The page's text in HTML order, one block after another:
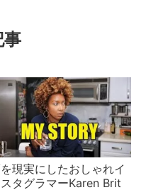
事
現実にしたおしゃれイ
タグラマーKaren Brit